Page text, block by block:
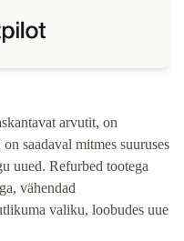
arvutit, on
saadaval mitmes suuruses
uued. Refurbed tootega
vähendad
valiku, loobudes uue